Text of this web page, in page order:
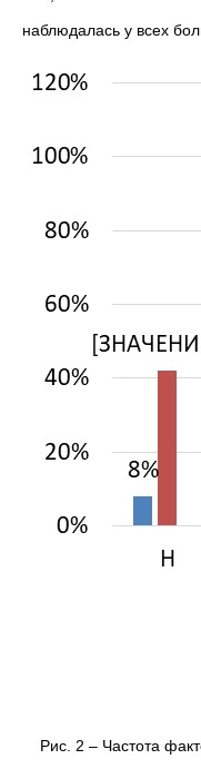
наблюдалась у всех
Рис. 2 – Частота